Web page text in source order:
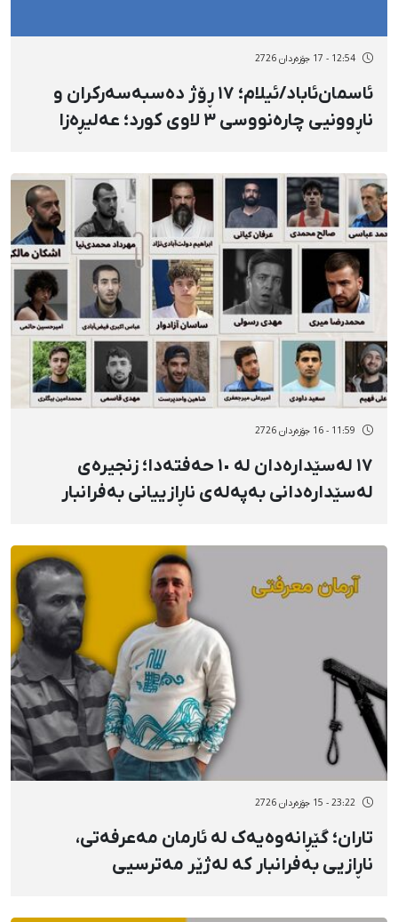
12:54 - 17 جۆزەردان 2726
ئاسمان‌ئاباد/ئیلام؛ ١٧ ڕۆژ دەسبەسەرکران و
ناڕوونیی چارەنووسی ٣ لاوی کورد؛ عەلیڕەزا
کوهزادیانی
11:59 - 16 جۆزەردان 2726
١٧ لەسێدارەدان لە ١٠ حەفتەدا؛ زنجیرەی
لەسێدارەدانی بەپەلەی ناڕازییانی بەفرانبار
23:22 - 15 جۆزەردان 2726
تاران؛ گێڕانەوەیەک لە ئارمان مەعرفەتی،
ناڕازیی بەفرانبار کە لەژێر مەترسیی